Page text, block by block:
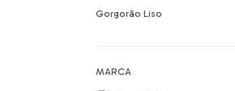
Gorgorão Liso
MARCA